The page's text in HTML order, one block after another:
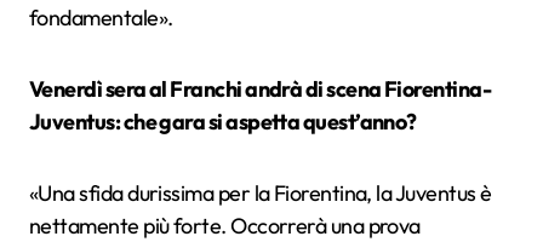
fondamentale».
Venerdì sera al Franchi andrà di scena Fiorentina-
Juventus: che gara si aspetta quest’anno?
«Una sfida durissima per la Fiorentina, la Juventus è
nettamente più forte. Occorrerà una prova